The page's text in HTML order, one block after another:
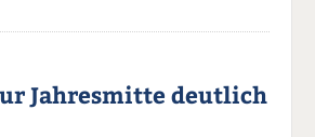
Jahresmitte deutlich